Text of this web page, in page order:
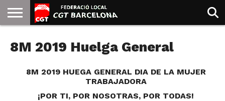
QUIENES
SOMOS
SINDICATOS
SOCIAL
JURIDICA/GUIAS
PRENSA Y
COMUNICACIÓN
FORMACIÓN
BIBLIOTECA
EMMA
RECURSOS
ES
8M 2019 Huelga General
8M 2019 HUEGA GENERAL DIA DE LA MUJER
TRABAJADORA
¡POR TI, POR NOSOTRAS, POR TODAS!